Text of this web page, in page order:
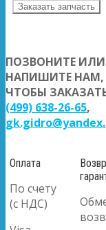
Заказать запчасть
ПОЗВОНИТЕ ИЛИ
НАПИШИТЕ НАМ,
ЧТОБЫ
(499) 638-26-65,
Оплата
По счету
(с НДС)